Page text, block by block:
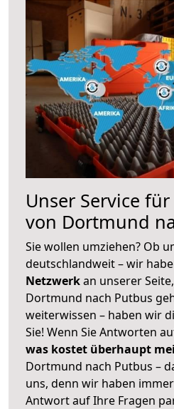
Unser Service
von Dortmund
Sie wollen umziehen? Ob
deutschlandweit – wir
Netzwerkan unserer
Dortmund nach Putbus
weiterwissen – haben wir
Sie! Wenn Sie Antworten
was kostet überhaupt
Dortmund nach Putbus –
uns, denn wir haben
Antwort auf Ihre Fragen